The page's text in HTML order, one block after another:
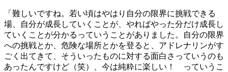
「難しいですね。若い頃はやはり自分の限界に挑戦できる
場、自分が成長していくことが、やればやった分だけ成長し
ていくことが分かるっていうことがありました。自分の限界
への挑戦とか、危険な場所とかを登ると、アドレナリンがす
ごく出てきて、そういったものに対する面白さっていうのも
あったんですけど（笑）、今は純粋に楽しい！ っていうこ